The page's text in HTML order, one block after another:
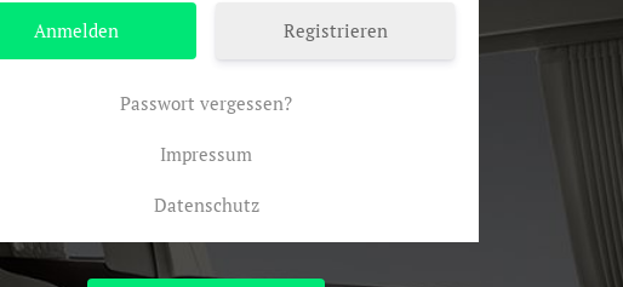
Registrieren
Passwort vergessen?
Impressum
Datenschutz